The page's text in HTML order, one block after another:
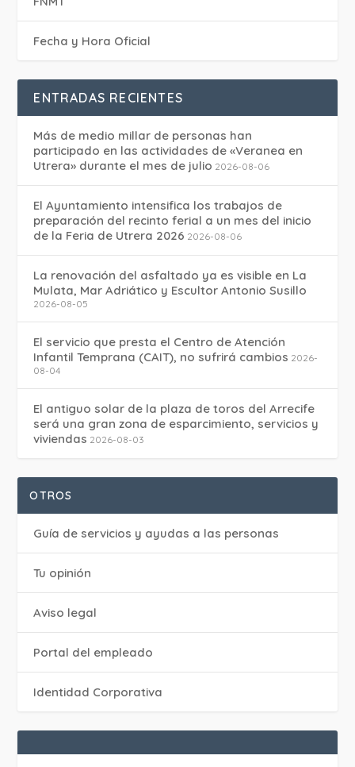
Fecha y Hora Oficial
ENTRADAS RECIENTES
Más de medio millar de personas han
participado en las actividades de «Veranea en
Utrera» durante el mes de julio 2026-08-06
El Ayuntamiento intensifica los trabajos de
preparación del recinto ferial a un mes del inicio
de la Feria de Utrera 2026 2026-08-06
La renovación del asfaltado ya es visible en La
Mulata, Mar Adriático y Escultor Antonio Susillo
2026-08-05
El servicio que presta el Centro de Atención
Infantil Temprana (CAIT), no sufrirá cambios 2026-
08-04
El antiguo solar de la plaza de toros del Arrecife
será una gran zona de esparcimiento, servicios y
viviendas 2026-08-03
OTROS
Guía de servicios y ayudas a las personas
Tu opinión
Aviso legal
Portal del empleado
Identidad Corporativa